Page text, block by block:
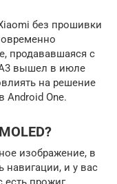
без прошивки
продававшаяся с
вышел в июле
на решение
Android One.
изображение, в
навигации, и у вас